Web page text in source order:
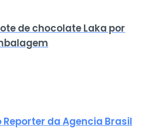
de chocolate Laka por
da Agencia Brasil